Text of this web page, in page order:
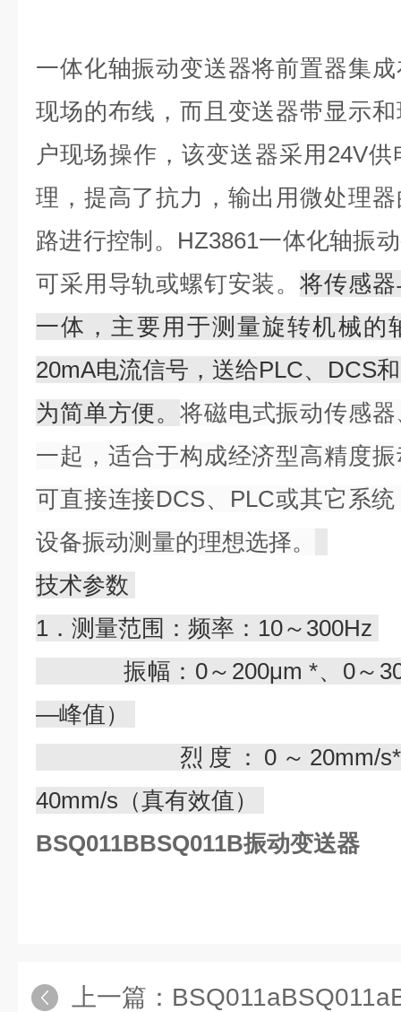
一体化轴振动变送器将前置器集
现场的布线，而且变送器带显示
户现场操作，该变送器采用24V
理，提高了抗力，输出用微处理
路进行控制。HZ3861一体化轴振
可采用导轨或螺钉安装。将传感
一体，主要用于测量旋转机械的
20mA电流信号，送给PLC、DCS
为简单方便。 将磁电式振动传感
一起，适合于构成经济型高精度
可直接连接DCS、PLC或其它系
设备振动测量的理想选择。
技术参数
1．测量范围：频率：10～300Hz
振幅：0～200μm *、0～
—峰值）
烈度：0～20mm/s*、
40mm/s（真有效值）
BSQ011BBSQ011B振动变送器
上一篇：